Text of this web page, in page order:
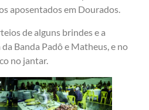
aposentados em Dourados.
de alguns brindes e a
Banda Padô e Matheus, e no
no jantar.